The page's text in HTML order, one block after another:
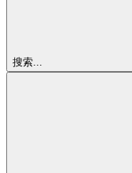
搜索...